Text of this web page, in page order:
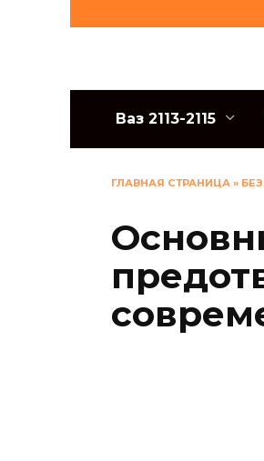
Ваз 2113-2115
ГЛАВНАЯ СТРАНИЦА »